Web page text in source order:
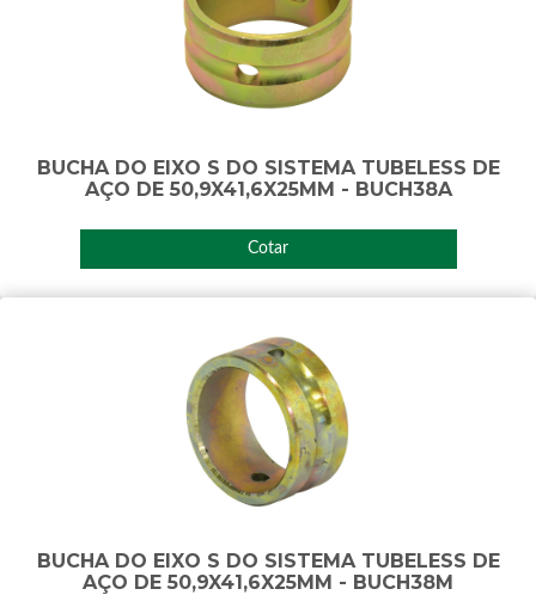
BUCHA DO EIXO S DO SISTEMA TUBELESS DE
AÇO DE 50,9X41,6X25MM - BUCH38A
Cotar
BUCHA DO EIXO S DO SISTEMA TUBELESS DE
AÇO DE 50,9X41,6X25MM - BUCH38M